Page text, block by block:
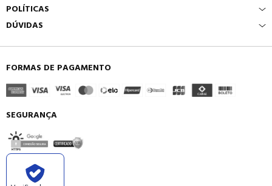
POLÍTICAS
DÚVIDAS
FORMAS DE PAGAMENTO
SEGURANÇA